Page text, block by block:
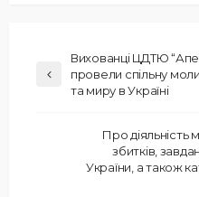
Вихованці ЦДТЮ
провели спільну
та миру в Україні
Про діяльність
збитків,
України, а також